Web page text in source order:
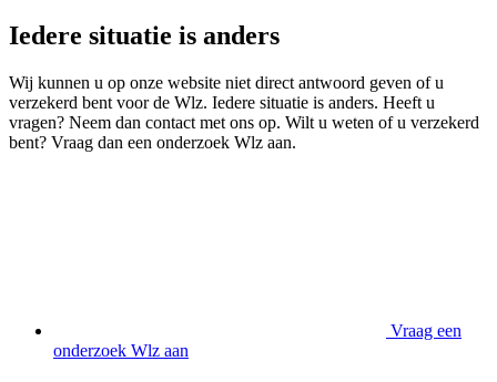
Iedere situatie is anders
Wij kunnen u op onze website niet direct antwoord geven of u
verzekerd bent voor de Wlz. Iedere situatie is anders. Heeft u
vragen? Neem dan contact met ons op. Wilt u weten of u verzekerd
bent? Vraag dan een onderzoek Wlz aan.
Vraag een
onderzoek Wlz aan